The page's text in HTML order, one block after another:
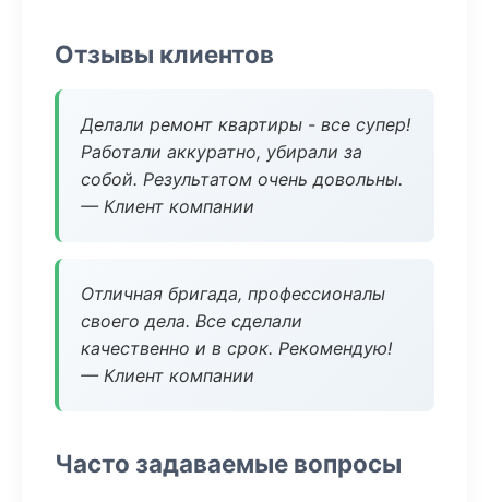
Отзывы клиентов
Делали ремонт квартиры - все супер!
Работали аккуратно, убирали за
собой. Результатом очень довольны.
— Клиент компании
Отличная бригада, профессионалы
своего дела. Все сделали
качественно и в срок. Рекомендую!
— Клиент компании
Часто задаваемые вопросы